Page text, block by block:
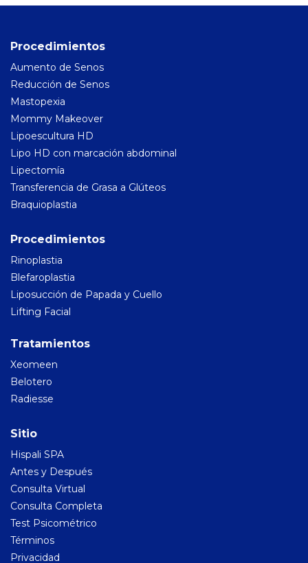
Antes y Después
Consulta Virtual
Procedimientos
Aumento de Senos
Reducción de Senos
Mastopexia
Mommy Makeover
Lipoescultura HD
Lipo HD con marcación abdominal
Lipectomía
Transferencia de Grasa a Glúteos
Braquioplastia
Procedimientos
Rinoplastia
Blefaroplastia
Liposucción de Papada y Cuello
Lifting Facial
Tratamientos
Xeomeen
Belotero
Radiesse
Sitio
Hispali SPA
Antes y Después
Consulta Virtual
Consulta Completa
Test Psicométrico
Términos
Privacidad